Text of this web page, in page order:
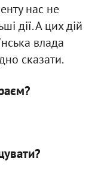
нас не
дії. А цих дій
влада
сказати.